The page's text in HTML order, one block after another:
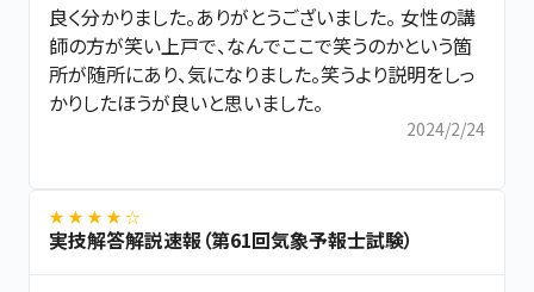
良く分かりました。ありがとうございました。 女性の講
師の方が笑い上戸で、なんでここで笑うのかという箇
所が随所にあり、気になりました。笑うより説明をしっ
かりしたほうが良いと思いました。
2024/2/24
★ ★ ★ ★ ☆
実技解答解説速報（第61回気象予報士試験）